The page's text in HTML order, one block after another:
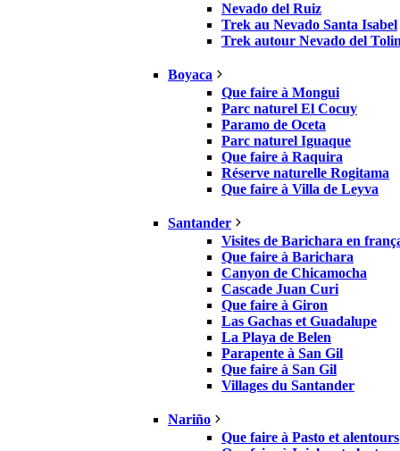
Nevado del Ruiz
Trek au Nevado Santa Isabel
Trek autour Nevado del
Boyaca
Que faire à Mongui
Parc naturel El Cocuy
Paramo de Oceta
Parc naturel Iguaque
Que faire à Raquira
Réserve naturelle Rogitama
Que faire à Villa de Leyva
Santander
Visites de Barichara en
Que faire à Barichara
Canyon de Chicamocha
Cascade Juan Curi
Que faire à Giron
Las Gachas et Guadalupe
La Playa de Belen
Parapente à San Gil
Que faire à San Gil
Villages du Santander
Nariño
Que faire à Pasto et alentours